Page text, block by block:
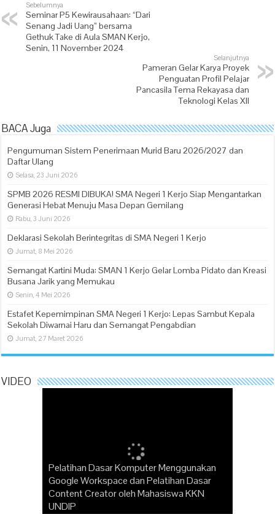
Sebelumnya
Seminar P5 Kewirausahaan: “Dari
Senang Jadi Uang” bersama
Gethuk Take di Aula SMAN Kerjo,
Senin, 11 November 2024
Selanjutnya
Pameran Gelar Karya Proyek
Penguatan Profil Pelajar
Pancasila Tema Rekayasa dan
Teknologi Kelas XII
BACA Juga
Pengumuman Sistem Penerimaan Murid Baru 2026/2027 dan
Daftar Ulang
Selasa, 23 Juni 2026
SPMB 2026 RESMI DIBUKA! SMA Negeri 1 Kerjo Siap Mengantarkan
Generasi Hebat Menuju Masa Depan Gemilang
Rabu, 3 Juni 2026
Deklarasi Sekolah Berintegritas di SMA Negeri 1 Kerjo
Jumat, 8 Mei 2026
Semangat Kartini Muda: SMAN 1 Kerjo Gelar Lomba Pidato dan Kreasi
Busana Jarik yang Memukau
Senin, 4 Mei 2026
Estafet Kepemimpinan SMA Negeri 1 Kerjo: Lepas Sambut Kepala
Sekolah Diwarnai Haru dan Semangat Pengabdian
Jumat, 27 Maret 2026
VIDEO
Pelatihan Dasar Komputer Menggunakan
Google Workspace dan Pelatihan Dasar
Content Creator oleh Mahasiswa KKN
UNDIP
Perayaan Belajar Projek Penguatan Profil
Pelajar Pancasila (P5) Tema Gaya Hidup
Berkelanjutan
“Pak Dirman” Puisi Karya Wafiyyah SMAN
Kerjo Juara Lomba Baca Puisi oleh
Disarpus Karanganyar dalam Rangka
Menyongsong Sumpah Pemuda 2023
Membangun Karakter Bangsa melalui Media
Inspiratif
Which Company Would You Choose?